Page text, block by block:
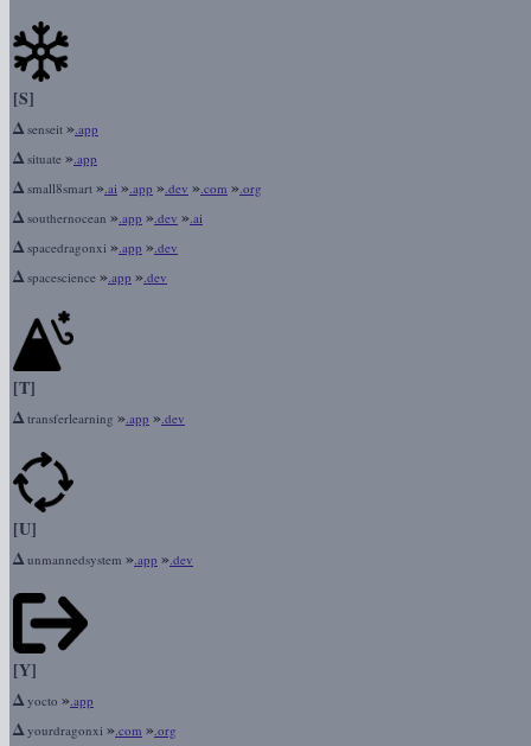
[S]
Δsenseit ».app
Δsituate ».app
Δsmall8smart ».ai ».app ».dev ».com ».org
Δsouthernocean ».app ».dev ».ai
Δspacedragonxi ».app ».dev
Δspacescience ».app ».dev
[T]
Δtransferlearning ».app ».dev
[U]
Δunmannedsystem ».app ».dev
[Y]
Δyocto ».app
Δyourdragonxi ».com ».org